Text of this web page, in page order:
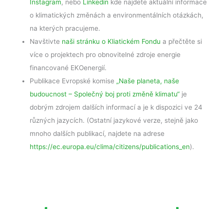
Instagram, nebo Linkedin kde najdete aktuální informace
o klimatických změnách a environmentálních otázkách,
na kterých pracujeme.
Navštivte naši stránku o Kliatickém Fondua přečtěte si
více o projektech pro obnovitelné zdroje energie
financované EKOenergií.
Publikace Evropské komise „Naše planeta, naše
budoucnost – Společný boj proti změně klimatu“ je
dobrým zdrojem dalších informací a je k dispozici ve 24
různých jazycích. (Ostatní jazykové verze, stejně jako
mnoho dalších publikací, najdete na adrese
https://ec.europa.eu/clima/citizens/publications_en).